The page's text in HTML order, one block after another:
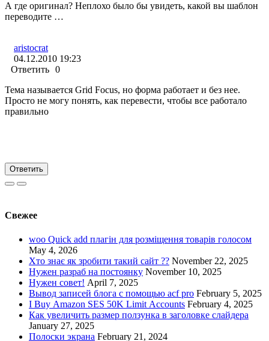
А где оригинал? Неплохо было бы увидеть, какой вы шаблон
переводите …
aristocrat
04.12.2010 19:23
Ответить 0
Тема называется Grid Focus, но форма работает и без нее.
Просто не могу понять, как перевести, чтобы все работало
правильно
Ответить
Свежее
woo Quick add плагін для розміщення товарів голосом
May 4, 2026
Хто знає як зробити такий сайт ?? November 22, 2025
Нужен разраб на постоянку November 10, 2025
Нужен совет! April 7, 2025
Вывод записей блога с помощью acf pro February 5, 2025
I Buy Amazon SES 50K Limit Accounts February 4, 2025
Как увеличить размер ползунка в заголовке слайдера
January 27, 2025
Полоски экрана February 21, 2024